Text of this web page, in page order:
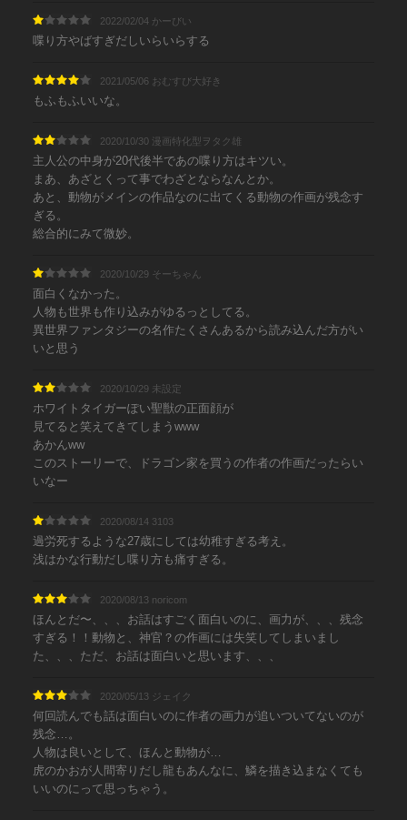
2022/02/04 かーびい
喋り方やばすぎだしいらいらする
2021/05/06 おむすび大好き
もふもふいいな。
2020/10/30 漫画特化型ヲタク雄
主人公の中身が20代後半であの喋り方はキツい。
まあ、あざとくって事でわざとならなんとか。
あと、動物がメインの作品なのに出てくる動物の作画が残念す
ぎる。
総合的にみて微妙。
2020/10/29 そーちゃん
面白くなかった。
人物も世界も作り込みがゆるっとしてる。
異世界ファンタジーの名作たくさんあるから読み込んだ方がい
いと思う
2020/10/29 未設定
ホワイトタイガーぽい聖獣の正面顔が
見てると笑えてきてしまうwww
あかんww
このストーリーで、ドラゴン家を買うの作者の作画だったらい
いなー
2020/08/14 3103
過労死するような27歳にしては幼稚すぎる考え。
浅はかな行動だし喋り方も痛すぎる。
2020/08/13 noricom
ほんとだ〜、、、お話はすごく面白いのに、画力が、、、残念
すぎる！！動物と、神官？の作画には失笑してしまいまし
た、、、ただ、お話は面白いと思います、、、
2020/05/13 ジェイク
何回読んでも話は面白いのに作者の画力が追いついてないのが
残念…。
人物は良いとして、ほんと動物が…
虎のかおが人間寄りだし龍もあんなに、鱗を描き込まなくても
いいのにって思っちゃう。